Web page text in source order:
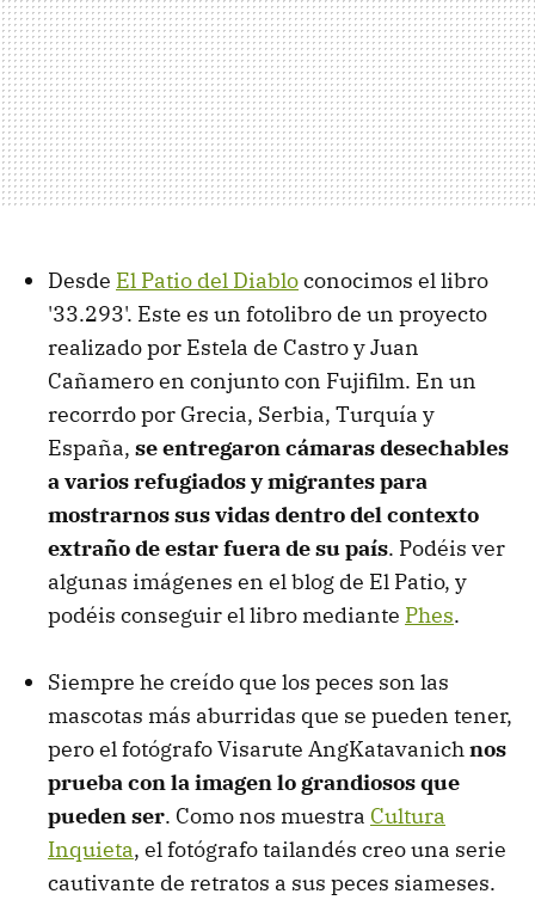
Desde El Patio del Diabloconocimos el libro
'33.293'. Este es un fotolibro de un proyecto
realizado por Estela de Castro y Juan
Cañamero en conjunto con Fujifilm. En un
recorrdo por Grecia, Serbia, Turquía y
España, se entregaron cámaras desechables
a varios refugiados y migrantes para
mostrarnos sus vidas dentro del contexto
extraño de estar fuera de su país. Podéis ver
algunas imágenes en el blog de El Patio, y
podéis conseguir el libro mediante Phes.
Siempre he creído que los peces son las
mascotas más aburridas que se pueden tener,
pero el fotógrafo Visarute AngKatavanich nos
prueba con la imagen lo grandiosos que
pueden ser. Como nos muestra Cultura
Inquieta, el fotógrafo tailandés creo una serie
cautivante de retratos a sus peces siameses.